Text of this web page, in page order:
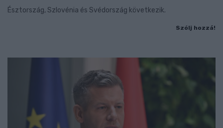
Észtország, Szlovénia és Svédország következik.
Szólj hozzá!